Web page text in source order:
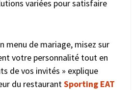
variées pour satisfaire
menu de mariage, misez sur
votre personnalité tout en
de vos invités » explique
du restaurantSporting EAT